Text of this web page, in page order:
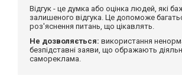
Відгук - це думка або оцінка людей, які
залишеного відгука. Це допоможе
роз'яснення питань, що цікавлять.
Не дозволяється: використання
безпідставні заяви, що ображають
самореклама.